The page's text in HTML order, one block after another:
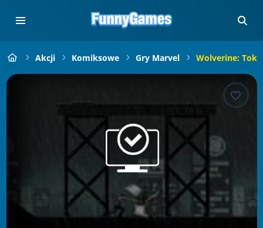
Akcji Komiksowe Gry Marvel Wolverine: